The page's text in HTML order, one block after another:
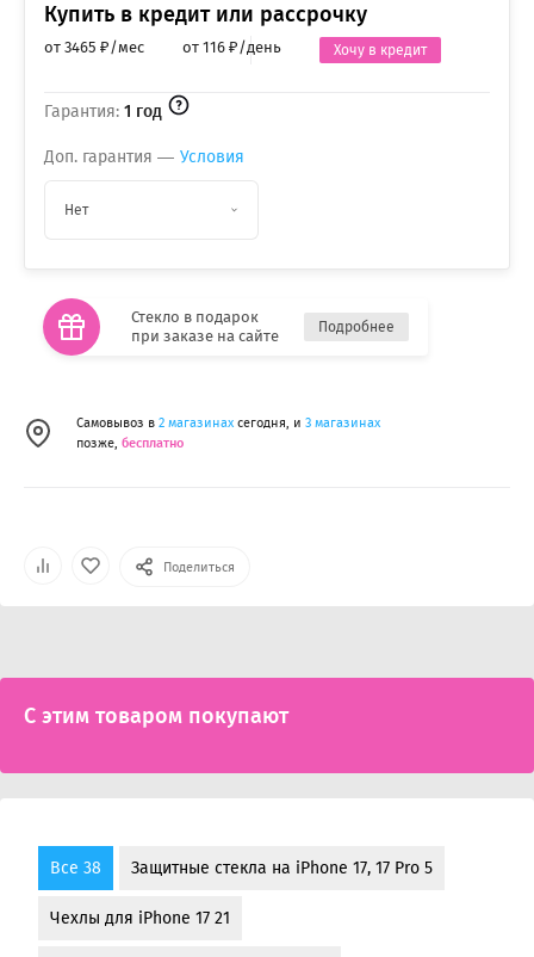
Поделиться
Гарантия: 1 год
Доп. гарантия — Условия
Нет
Купить в кредит или рассрочку
от 3465 ₽/мес от 116 ₽/день Хочу в кредит
Стекло в подарок
при заказе на сайте
Подробнее
Самовывоз в 2 магазинах сегодня, и 3 магазинах
позже, бесплатно
С этим товаром покупают
Все 38 Защитные стекла на iPhone 17, 17 Pro 5
Чехлы для iPhone 17 21